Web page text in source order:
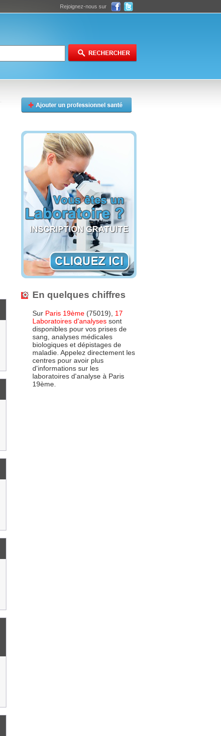
Rejoignez-nous sur
En quelques chiffres
Sur Paris 19ème (75019), 17
Laboratoires d'analyses sont
disponibles pour vos prises de
sang, analyses médicales
biologiques et dépistages de
maladie. Appelez directement les
centres pour avoir plus
d'informations sur les
laboratoires d'analyse à Paris
19ème.